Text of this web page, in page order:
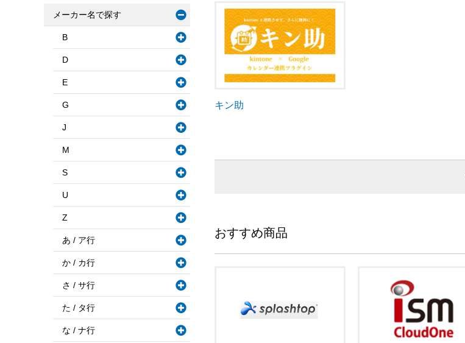
キン助
おすすめ商品
メーカー名で探す
B
D
E
G
J
M
S
U
Z
あ / ア行
か / カ行
さ / サ行
た / タ行
な / ナ行